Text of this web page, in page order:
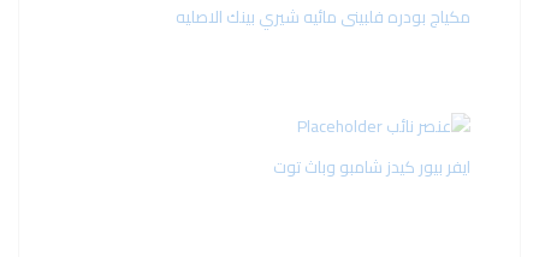
مكياج بودره فلبينى مائيه شيري بينك الاصليه
ايفر بيور كيدز شامبو وباث توت